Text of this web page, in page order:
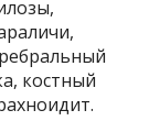
костный